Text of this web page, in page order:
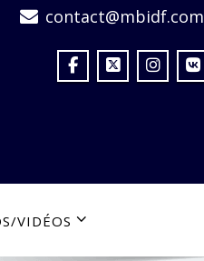
contact@mbidf.com
VIDÉOS